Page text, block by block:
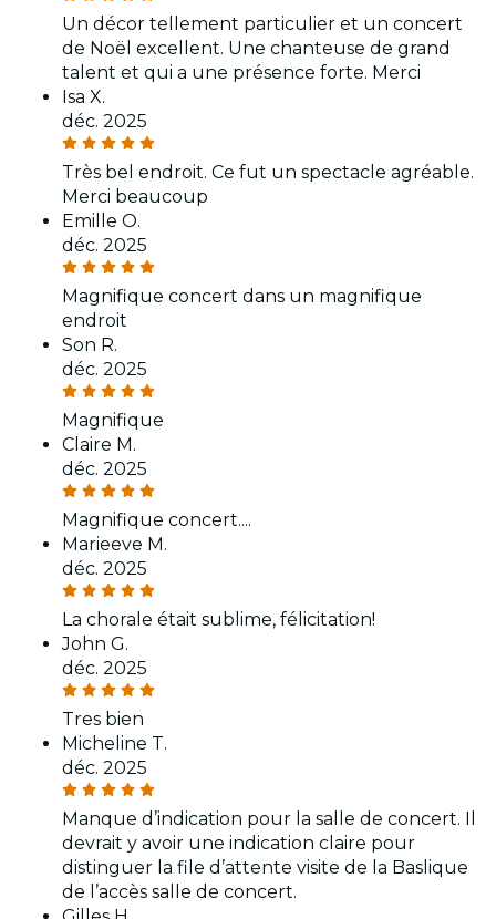
Un décor tellement particulier et un concert
de Noël excellent. Une chanteuse de grand
talent et qui a une présence forte. Merci
Isa X.
déc. 2025
Très bel endroit. Ce fut un spectacle agréable.
Merci beaucoup
Emille O.
déc. 2025
Magnifique concert dans un magnifique
endroit
Son R.
déc. 2025
Magnifique
Claire M.
déc. 2025
Magnifique concert....
Marieeve M.
déc. 2025
La chorale était sublime, félicitation!
John G.
déc. 2025
Tres bien
Micheline T.
déc. 2025
Manque d’indication pour la salle de concert. Il
devrait y avoir une indication claire pour
distinguer la file d’attente visite de la Baslique
de l’accès salle de concert.